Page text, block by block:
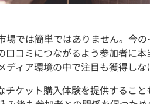
では簡単ではありません。今
コミにつながるよう参加者に
ィア環境の中で注目も獲得し
ケット購入体験を提供するこ